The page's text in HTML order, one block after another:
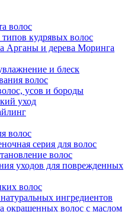
волос
кудрявых волос
Арганы и дерева Моринга
и блеск
волос
усов и бороды
уход
волос
серия для волос
волос
уходов для поврежденных
волос
ингредиентов
окрашенных волос с маслом